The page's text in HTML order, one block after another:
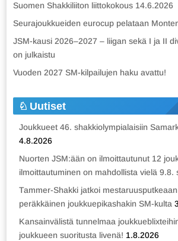
Suomen Shakkiliiton liittokokous 14.6.2026
Seurajoukkueiden eurocup pelataan
JSM-kausi 2026–2027 – liigan sekä I ja II
on julkaistu
Vuoden 2027 SM-kilpailujen haku avattu!
Uutiset
Joukkueet 46. shakkiolympialaisiin
4.8.2026
Nuorten JSM:ään on ilmoittautunut 12
ilmoittautuminen on mahdollista vielä 9.8.
Tammer-Shakki jatkoi
peräkkäinen joukkuepikashakin SM-kulta
Kansainvälistä tunnelmaa
joukkueen suoritusta livenä! 1.8.2026